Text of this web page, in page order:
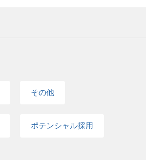
その他
ポテンシャル採用